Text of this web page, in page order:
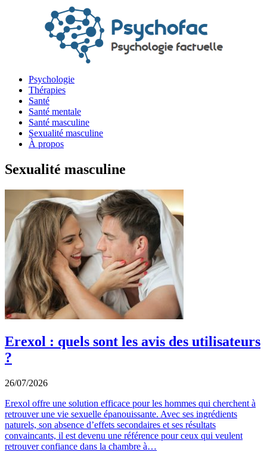
Psychologie
Thérapies
Santé
Santé mentale
Santé masculine
Sexualité masculine
À propos
Sexualité masculine
Erexol : quels sont les avis des utilisateurs
?
26/07/2026
Erexol offre une solution efficace pour les hommes qui cherchent à
retrouver une vie sexuelle épanouissante. Avec ses ingrédients
naturels, son absence d’effets secondaires et ses résultats
convaincants, il est devenu une référence pour ceux qui veulent
retrouver confiance dans la chambre à…